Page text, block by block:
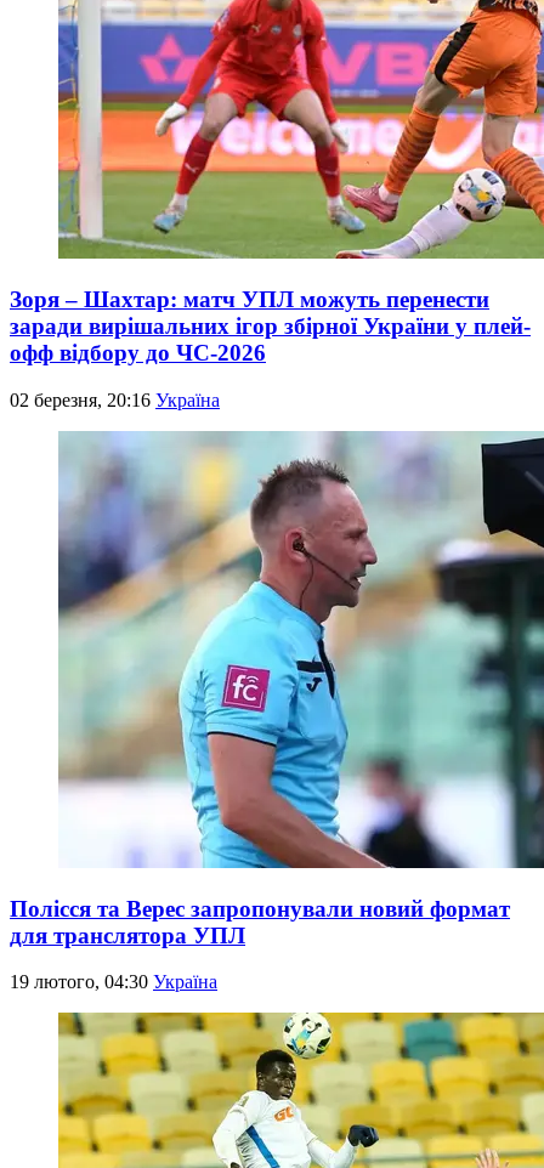
Зоря – Шахтар: матч УПЛ можуть перенести
заради вирішальних ігор збірної України у плей-
офф відбору до ЧС-2026
02 березня, 20:16 Україна
Полісся та Верес запропонували новий формат
для транслятора УПЛ
19 лютого, 04:30 Україна